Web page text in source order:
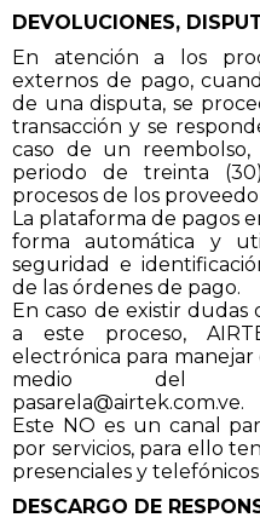
DEVOLUCIONES,
En atención a los
externos de pago,
de una disputa, se
transacción y se
caso de un
periodo de treinta
procesos de los
La plataforma de pagos
forma automática y
seguridad e
de las órdenes de pago.
En caso de existir dudas
a este proceso,
electrónica para
medio del
pasarela@airtek.com.ve.
Este NO es un canal
por servicios, para ello
presenciales y
DESCARGO DE